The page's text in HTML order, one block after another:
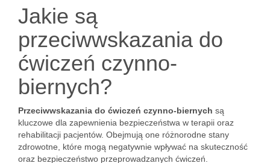
Jakie są
przeciwwskazania do
ćwiczeń czynno-
biernych?
Przeciwwskazania do ćwiczeń czynno-biernych są
kluczowe dla zapewnienia bezpieczeństwa w terapii oraz
rehabilitacji pacjentów. Obejmują one różnorodne stany
zdrowotne, które mogą negatywnie wpływać na skuteczność
oraz bezpieczeństwo przeprowadzanych ćwiczeń.